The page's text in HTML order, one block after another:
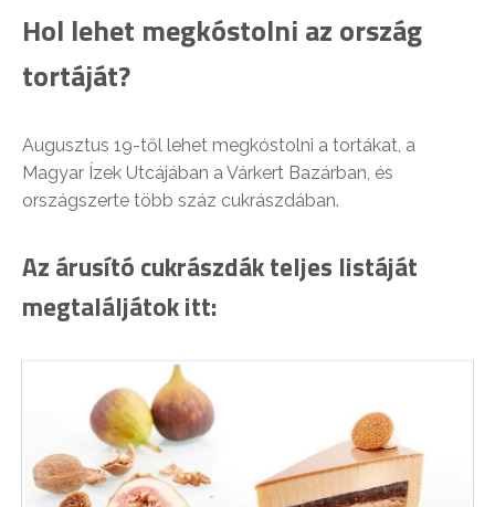
Hol lehet megkóstolni az ország
tortáját?
Augusztus 19-től lehet megkóstolni a tortákat, a
Magyar Ízek Utcájában a Várkert Bazárban, és
országszerte több száz cukrászdában.
Az árusító cukrászdák teljes listáját
megtaláljátok itt: